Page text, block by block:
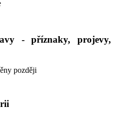
- příznaky, projevy,
později